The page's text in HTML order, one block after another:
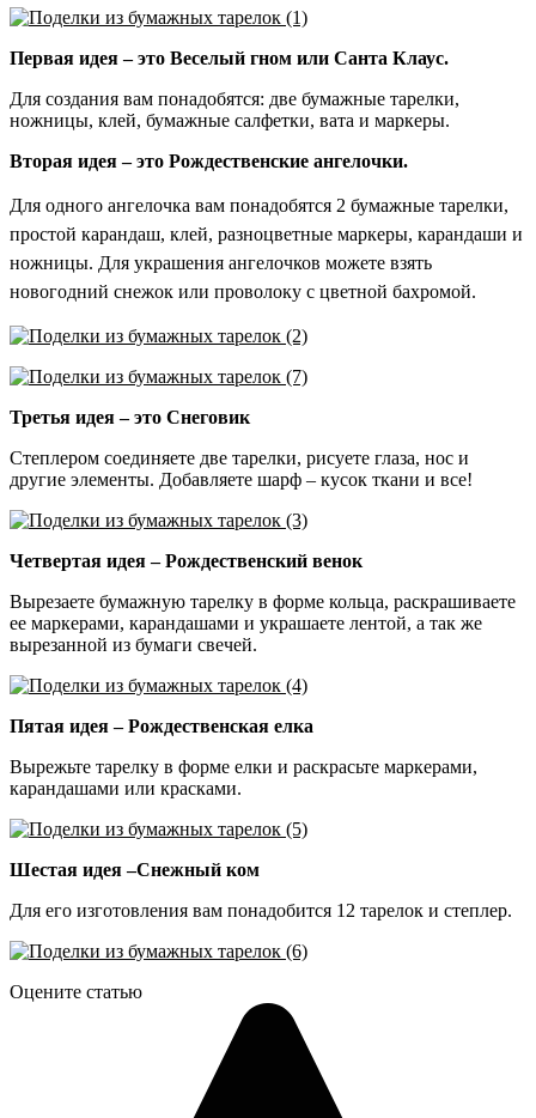
Первая идея – это Веселый гном или Санта Клаус.
Для создания вам понадобятся: две бумажные тарелки,
ножницы, клей, бумажные салфетки, вата и маркеры.
Вторая идея – это Рождественские ангелочки.
Для одного ангелочка вам понадобятся 2 бумажные тарелки,
простой карандаш, клей, разноцветные маркеры, карандаши и
ножницы. Для украшения ангелочков можете взять
новогодний снежок или проволоку с цветной бахромой.
Третья идея – это Снеговик
Степлером соединяете две тарелки, рисуете глаза, нос и
другие элементы. Добавляете шарф – кусок ткани и все!
Четвертая идея – Рождественский венок
Вырезаете бумажную тарелку в форме кольца, раскрашиваете
ее маркерами, карандашами и украшаете лентой, а так же
вырезанной из бумаги свечей.
Пятая идея – Рождественская елка
Вырежьте тарелку в форме елки и раскрасьте маркерами,
карандашами или красками.
Шестая идея –Снежный ком
Для его изготовления вам понадобится 12 тарелок и степлер.
Оцените статью